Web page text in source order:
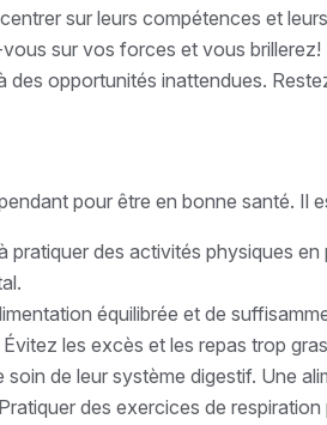
sur leurs compétences et
sur vos forces et vous brillerez!
à des opportunités inattendues.
pour être en bonne santé. Il
pratiquer des activités physiques
équilibrée et de
les excès et les repas trop
soin de leur système digestif. Une
des exercices de